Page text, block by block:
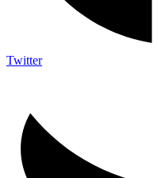
Twitter